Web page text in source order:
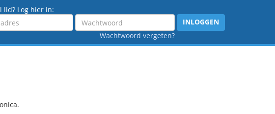
lid? Log hier in:
Wachtwoord
Wachtwoord vergeten?
INLOGGEN